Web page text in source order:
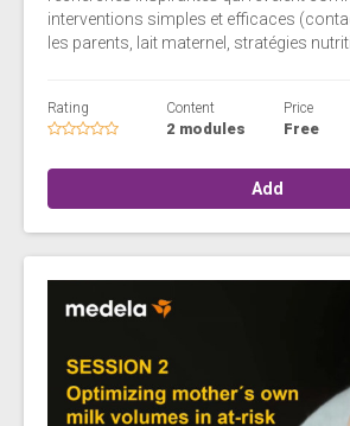
interventions simples et efficaces
les parents, lait maternel, stratégies
Rating Content
2 modules
Price
Free
Add